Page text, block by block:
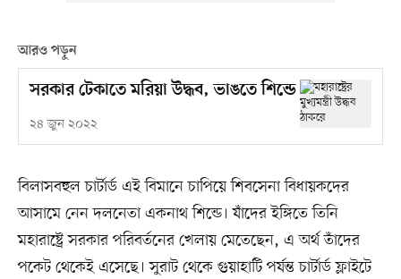
আরও পড়ুন
সরকার টেকাতে মরিয়া উদ্ধব, ভাঙতে শিন্ডে
২৪ জুন ২০২২
বিলাসবহুল চার্টার্ড এই বিমানে চাপিয়ে শিবসেনা বিধায়কদের
আসামে নেন দলনেতা একনাথ শিন্ডে। যাঁদের ইঙ্গিতে তিনি
মহারাষ্ট্রে সরকার পরিবর্তনের খেলায় মেতেছেন, এ অর্থ তাঁদের
পকেট থেকেই এসেছে। সুরাট থেকে গুয়াহাটি পর্যন্ত চার্টার্ড ফ্লাইটে